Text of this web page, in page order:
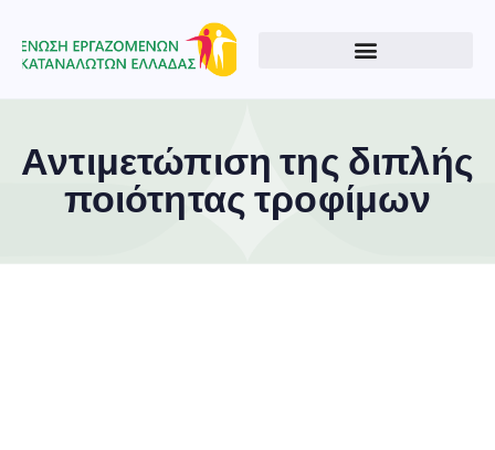
Αντιμετώπιση της διπλής
ποιότητας τροφίμων